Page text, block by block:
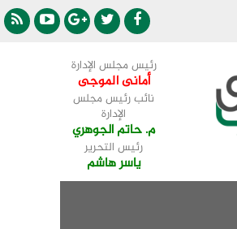
رئيس مجلس الإدارة
أمانى الموجى
نائب رئيس مجلس
الإدارة
م. حاتم الجوهري
رئيس التحرير
ياسر هاشم